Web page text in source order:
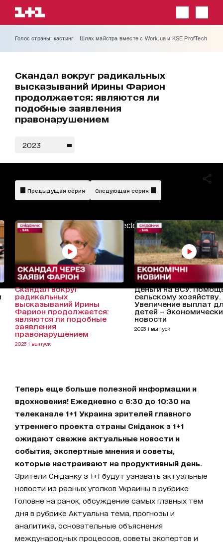
Голос страны: кастинг Шлях майстра вместе с Work.ua и KSE ProfTech
Скандал вокруг радикальных
высказываний Ирины Фарион
продолжается: являются ли
подобные заявления
правонарушением
2023
AdBlockDetected!
Предыдущая серия Следующая серия
Скандал вокруг
радикальных
высказываний Ирины
Фарион продолжается:
являются ли подобные
заявления
правонарушением
2023 1 выпуск
Деньги на ВСУ.
сельскому хозяйству.
Увеличение выплат
детей –
новости
2023 1 выпуск
Теперь еще больше полезной информации и
вдохновения! Ежедневно с 6:30 до 10:30 на
телеканале 1+1 Украина зрителей главного
утреннего проекта страны Сніданок з 1+1
ожидают свежие актуальные новости и
события, экспертные мнения и советы,
которые настраивают на продуктивный день.
Зрители Сніданку з 1+1 будут узнавать актуальные
новости из разных уголков Украины в рубрике
Головне на ранок, обсуждение самых главных тем
дня в рубрике Актуальна тема, прогнозы и
аналитика, основательные объяснения
международных процессов, советы экспертов и